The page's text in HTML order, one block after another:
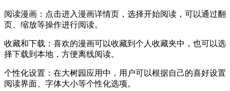
阅读漫画：点击进入漫画详情页，选择开始阅读，可以通过翻
页、缩放等操作进行阅读。
收藏和下载：喜欢的漫画可以收藏到个人收藏夹中，也可以选
择下载到本地，方便离线阅读。
个性化设置：在大树园应用中，用户可以根据自己的喜好设置
阅读界面、字体大小等个性化选项。